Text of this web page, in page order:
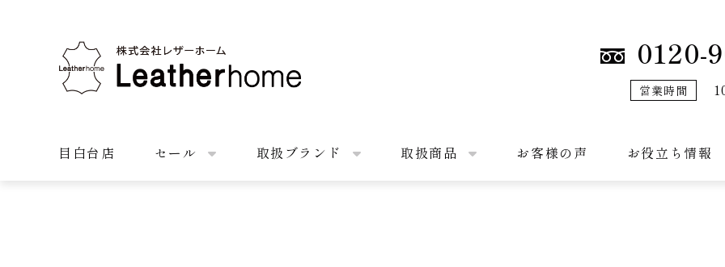
株式会社レザーホーム 0120-
営業時間
目白台店 セール 取扱ブランド 取扱商品 お客様の声 お役立ち情報